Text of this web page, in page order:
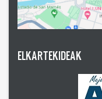
ELKARTEKIDEAK